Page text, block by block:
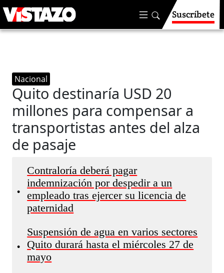
Suscríbete
Nacional
Quito destinaría USD 20
millones para compensar a
transportistas antes del alza
de pasaje
•
Contraloría deberá pagar
indemnización por despedir a un
empleado tras ejercer su licencia de
paternidad
•
Suspensión de agua en varios sectores
Quito durará hasta el miércoles 27 de
mayo